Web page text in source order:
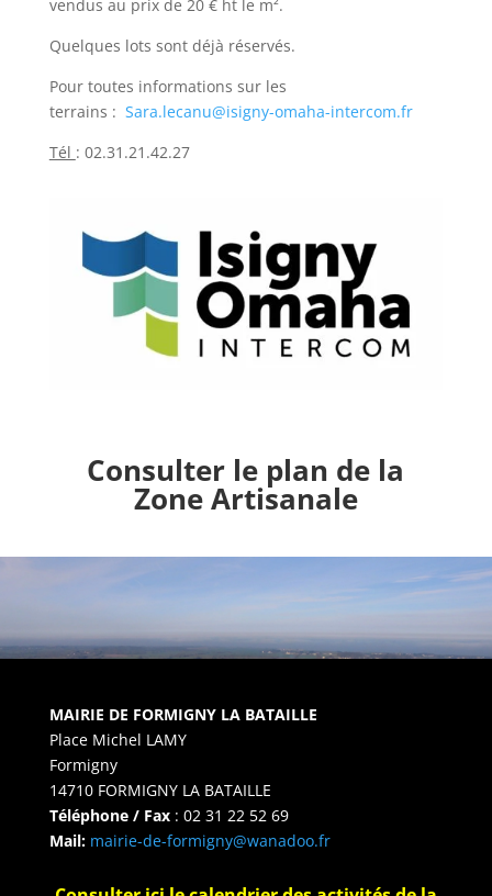
vendus au prix de 20 € ht le m².
Quelques lots sont déjà réservés.
Pour toutes informations sur les
terrains : Sara.lecanu@isigny-omaha-intercom.fr
Tél : 02.31.21.42.27
Consulter le plan de la
Zone Artisanale
MAIRIE DE FORMIGNY LA BATAILLE
Place Michel LAMY
Formigny
14710 FORMIGNY LA BATAILLE
Téléphone / Fax: 02 31 22 52 69
Mail: mairie-de-formigny@wanadoo.fr